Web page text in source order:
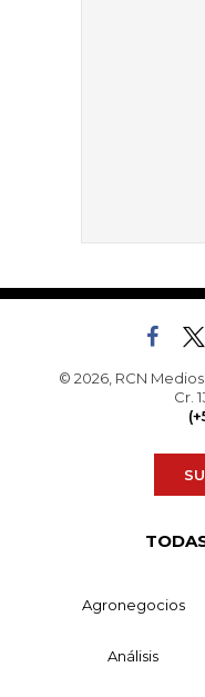
© 2026, RCN
Cr.
Agronegocios
Análisis